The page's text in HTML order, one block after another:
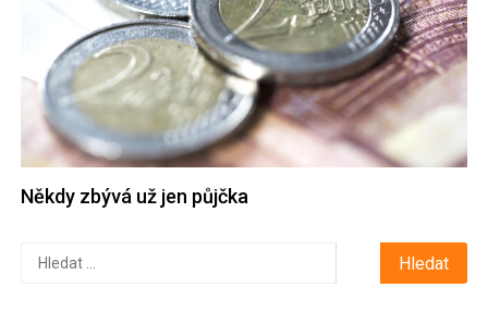
Někdy zbývá už jen půjčka
Vyhledávání